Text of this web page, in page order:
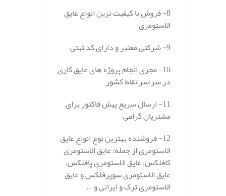
8- فروش با کیفیت ترین انواع عایق
الاستومری
9- شرکتی معتبر و دارای کد ثبتی
10- مجری انجام پروژه های عایق کاری
در سراسر نقاط کشور
11- ارسال سریع پیش فاکتور برای
مشتریان گرامی
12- فروشنده بهترین نوع انواع عایق
الاستومری از جمله: عایق الاستومری
کافلکس، عایق الاستومری پافلکس،
عایق الاستومری سوپرفلکس و عایق
الاستومری ترک و ایرانی و …